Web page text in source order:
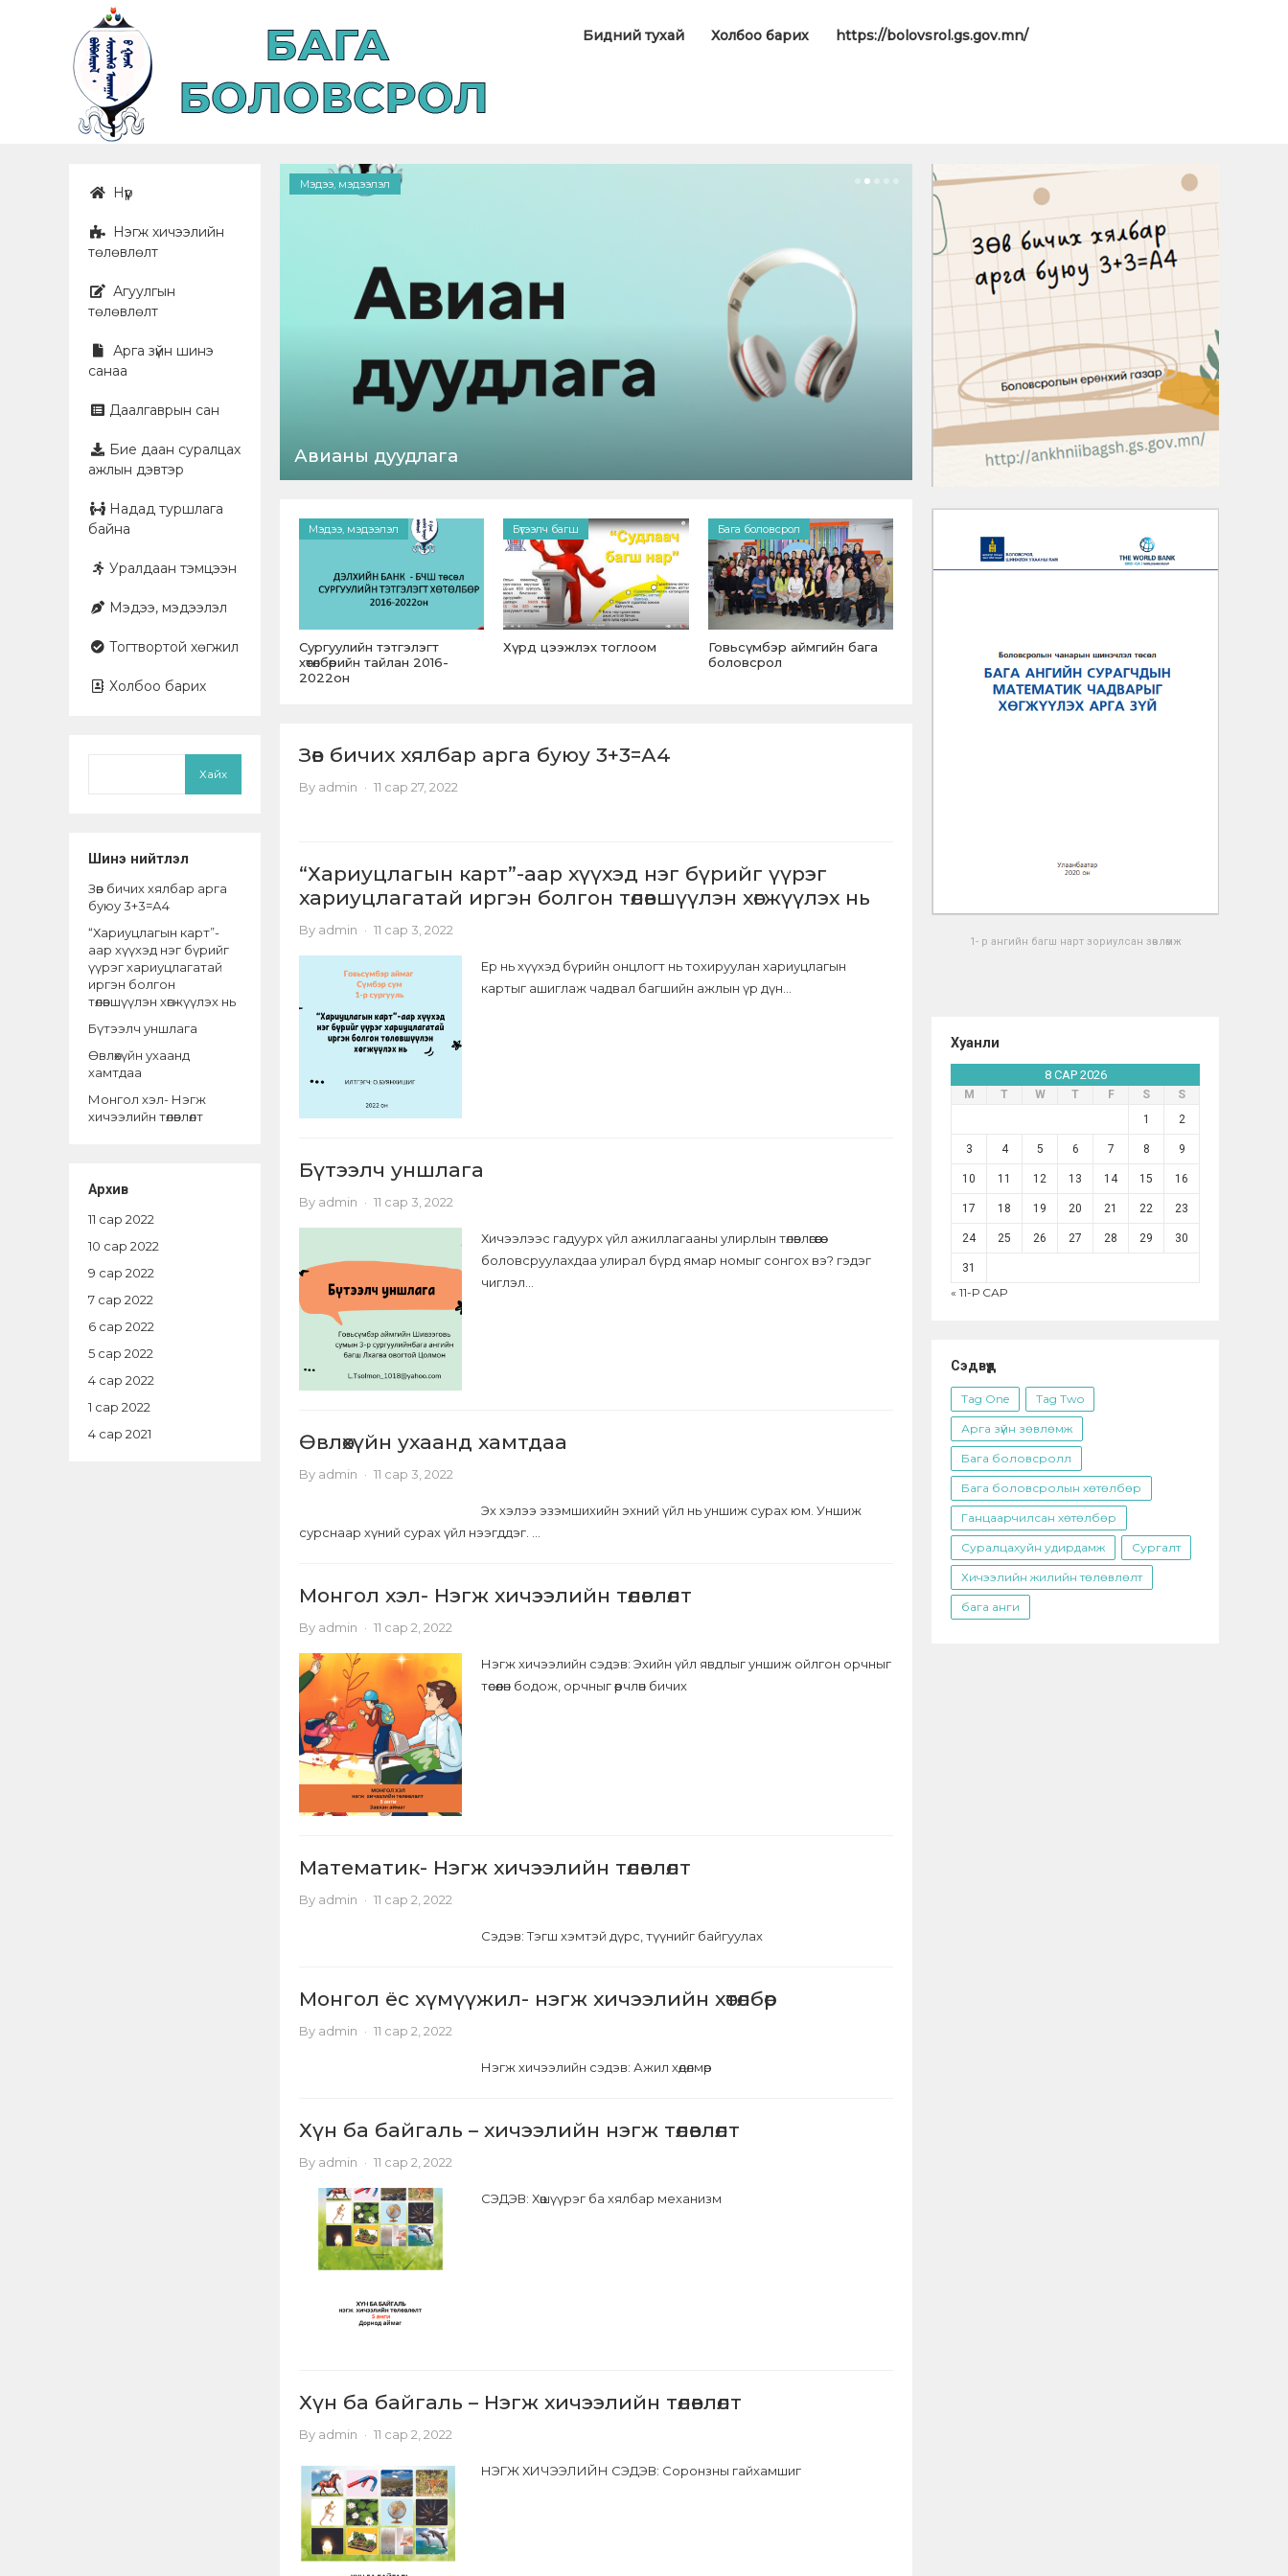
Бидний тухай Холбоо барих https://bolovsrol.gs.gov.mn/
Нүүр
Нэгж хичээлийн
төлөвлөлт
Агуулгын
төлөвлөлт
Арга зүйн шинэ
санаа
Даалгаврын сан
Бие даан суралцах
ажлын дэвтэр
Надад туршлага
байна
Уралдаан тэмцээн
Мэдээ, мэдээлэл
Тогтвортой хөгжил
Холбоо барих
Хайх
Шинэ нийтлэл
Зөв бичих хялбар арга
буюу 3+3=А4
“Хариуцлагын карт”-
аар хүүхэд нэг бүрийг
үүрэг хариуцлагатай
иргэн болгон
төлөвшүүлэн хөгжүүлэх нь
Бүтээлч уншлага
Өвлөхүйн ухаанд
хамтдаа
Монгол хэл- Нэгж
хичээлийн төлөвлөлт
Архив
11 сар 2022
10 сар 2022
9 сар 2022
7 сар 2022
6 сар 2022
5 сар 2022
4 сар 2022
1 сар 2022
4 сар 2021
Мэдээ, мэдээлэл
Авианы дуудлага
Илтгэл
“Сурагчдыг зорилгоор нь
Мэдээ, мэдээлэл
Сургуулийн тэтгэлэгт
хөтөлбөрийн тайлан 2016-
2022он
Бүтээлч багш
Хүрд цээжлэх тоглоом
Бага боловсрол
Говьсүмбэр аймгийн бага
боловсрол
Зөв бичих хялбар арга буюу 3+3=А4
By admin · 11 сар 27, 2022
“Хариуцлагын карт”-аар хүүхэд нэг бүрийг үүрэг
хариуцлагатай иргэн болгон төлөвшүүлэн хөгжүүлэх нь
By admin · 11 сар 3, 2022
Ер нь хүүхэд бүрийн онцлогт нь тохируулан хариуцлагын
картыг ашиглаж чадвал багшийн ажлын үр дүн...
Бүтээлч уншлага
By admin · 11 сар 3, 2022
Хичээлээс гадуурх үйл ажиллагааны улирлын төлөвлөгөөгөө
боловсруулахдаа улирал бүрд ямар номыг сонгох вэ? гэдэг
чиглэл...
Өвлөхүйн ухаанд хамтдаа
By admin · 11 сар 3, 2022
Эх хэлээ эзэмшихийн эхний үйл нь уншиж сурах юм. Уншиж
сурснаар хүний сурах үйл нээгддэг. ...
Монгол хэл- Нэгж хичээлийн төлөвлөлт
By admin · 11 сар 2, 2022
Нэгж хичээлийн сэдэв: Эхийн үйл явдлыг уншиж ойлгон орчныг
төсөөлөн бодож, орчныг өөрчлөн бичих
Математик- Нэгж хичээлийн төлөвлөлт
By admin · 11 сар 2, 2022
Сэдэв: Тэгш хэмтэй дүрс, түүнийг байгуулах
Монгол ёс хүмүүжил- нэгж хичээлийн хөтөлбөр
By admin · 11 сар 2, 2022
Нэгж хичээлийн сэдэв: Ажил хөдөлмөр
Хүн ба байгаль – хичээлийн нэгж төлөвлөлт
By admin · 11 сар 2, 2022
СЭДЭВ: Хөшүүрэг ба хялбар механизм
Хүн ба байгаль – Нэгж хичээлийн төлөвлөлт
By admin · 11 сар 2, 2022
НЭГЖ ХИЧЭЭЛИЙН СЭДЭВ: Соронзны гайхамшиг
1- р ангийн багш нарт зориулсан зөвлөмж
Хуанли
8 САР 2026
М Т W Т F S
S
1
2
3 4 5 6 7 8 9
10 11 12 13 14 15 16
17 18 19 20 21 22 23
24 25 26 27 28 29 30
31
« 11-Р САР
Сэдвүүд
Tag One Tag Two
Арга зүйн зөвлөмж
Бага боловсролл
Бага боловсролын хөтөлбөр
Ганцаарчилсан хөтөлбөр
Суралцахуйн удирдамж Сургалт
Хичээлийн жилийн төлөвлөлт
бага анги